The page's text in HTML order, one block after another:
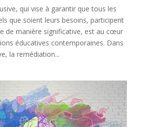
qui vise à garantir que tous les
que soient leurs besoins, participent
de manière significative, est au cœur
éducatives contemporaines. Dans
la remédiation...